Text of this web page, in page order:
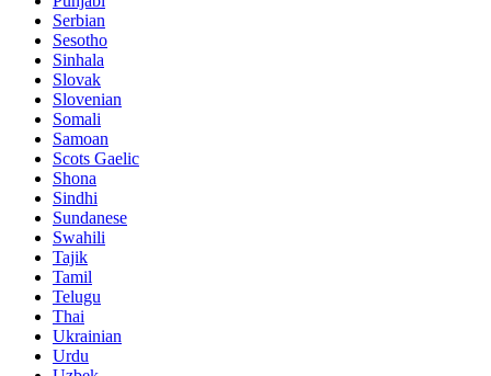
Serbian
Sesotho
Sinhala
Slovak
Slovenian
Somali
Samoan
Scots Gaelic
Shona
Sindhi
Sundanese
Swahili
Tajik
Tamil
Telugu
Thai
Ukrainian
Urdu